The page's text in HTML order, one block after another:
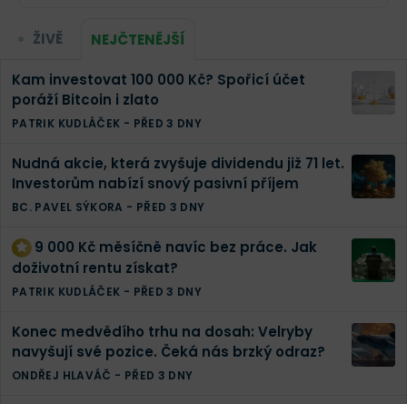
ŽIVĚ NEJČTENĚJŠÍ
Kam investovat 100 000 Kč? Spořicí účet
poráží Bitcoin i zlato
PATRIK KUDLÁČEK - PŘED 3 DNY
Nudná akcie, která zvyšuje dividendu již 71 let.
Investorům nabízí snový pasivní příjem
BC. PAVEL SÝKORA - PŘED 3 DNY
9 000 Kč měsíčně navíc bez práce. Jak
doživotní rentu získat?
PATRIK KUDLÁČEK - PŘED 3 DNY
Konec medvědího trhu na dosah: Velryby
navyšují své pozice. Čeká nás brzký odraz?
ONDŘEJ HLAVÁČ - PŘED 3 DNY